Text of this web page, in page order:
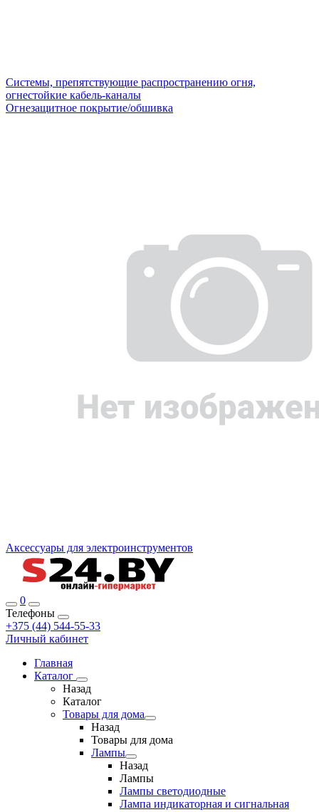
Системы, препятствующие распространению огня,
огнестойкие кабель-каналы
Огнезащитное покрытие/обшивка
Аксессуары для электроинструментов
0
Телефоны
+375 (44) 544-55-33
Личный кабинет
Главная
Каталог
Назад
Каталог
Товары для дома
Назад
Товары для дома
Лампы
Назад
Лампы
Лампы светодиодные
Лампа индикаторная и сигнальная